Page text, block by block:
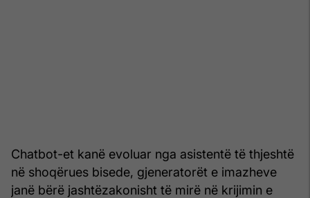
Chatbot-et kanë evoluar nga asistentë të thjeshtë
në shoqërues bisede, gjeneratorët e imazheve
janë bërë jashtëzakonisht të mirë në krijimin e